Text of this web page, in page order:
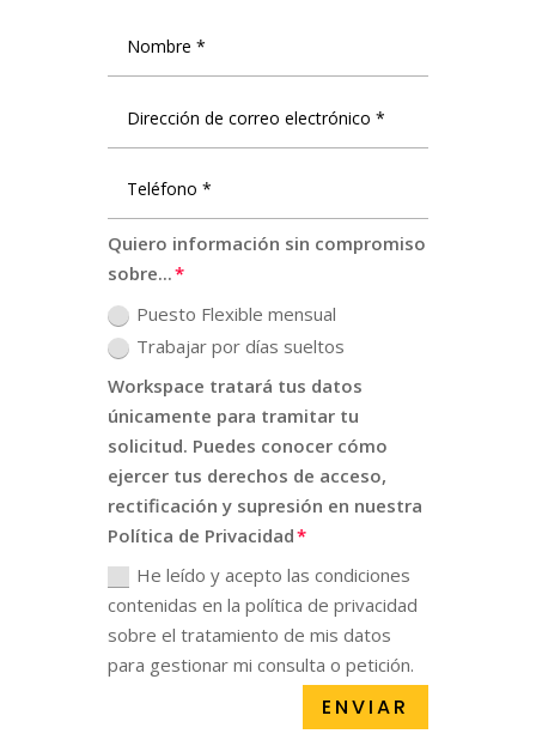
Quiero información sin compromiso
sobre...
Puesto Flexible mensual
Trabajar por días sueltos
Workspace tratará tus datos
únicamente para tramitar tu
solicitud. Puedes conocer cómo
ejercer tus derechos de acceso,
rectificación y supresión en nuestra
Política de Privacidad
He leído y acepto las condiciones
contenidas en la política de privacidad
sobre el tratamiento de mis datos
para gestionar mi consulta o petición.
ENVIAR